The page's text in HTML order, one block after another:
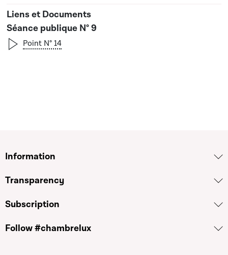
Séance publique N° 9
Point N° 14
Information
Transparency
Subscription
Follow #chambrelux